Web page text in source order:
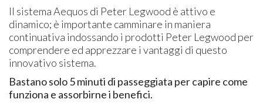
Il sistema Aequos di Peter Legwood è attivo e
dinamico; è importante camminare in maniera
continuativa indossando i prodotti Peter Legwood per
comprendere ed apprezzare i vantaggi di questo
innovativo sistema.
Bastano solo 5 minuti di passeggiata per capire come
funziona e assorbirne i benefici.